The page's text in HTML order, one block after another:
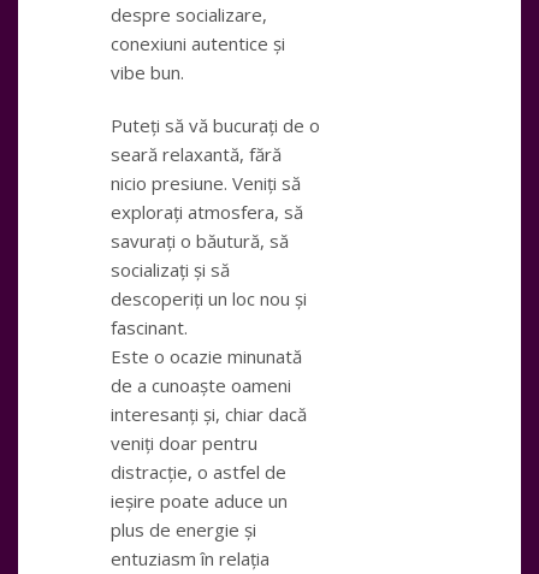
despre socializare,
conexiuni autentice și
vibe bun.
Puteți să vă bucurați de o
seară relaxantă, fără
nicio presiune. Veniți să
explorați atmosfera, să
savurați o băutură, să
socializați și să
descoperiți un loc nou și
fascinant.
Este o ocazie minunată
de a cunoaște oameni
interesanți și, chiar dacă
veniți doar pentru
distracție, o astfel de
ieșire poate aduce un
plus de energie și
entuziasm în relația